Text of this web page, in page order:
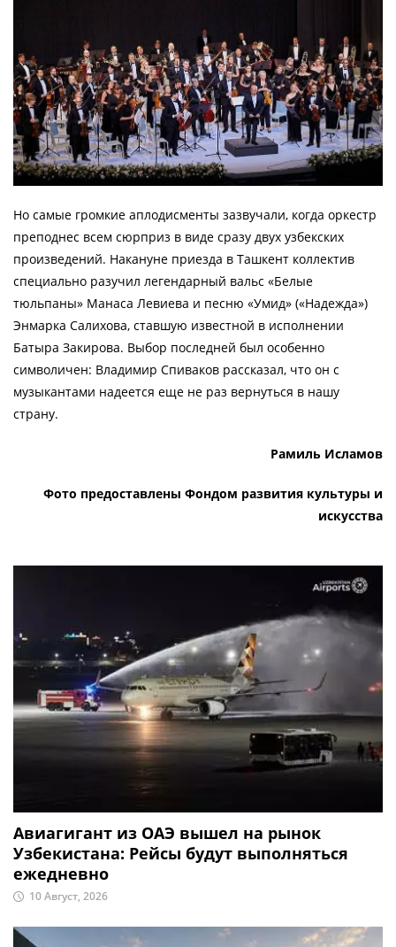
Но самые громкие аплодисменты зазвучали, когда оркестр
преподнес всем сюрприз в виде сразу двух узбекских
произведений. Накануне приезда в Ташкент коллектив
специально разучил легендарный вальс «Белые
тюльпаны» Манаса Левиева и песню «Умид» («Надежда»)
Энмарка Салихова, ставшую известной в исполнении
Батыра Закирова. Выбор последней был особенно
символичен: Владимир Спиваков рассказал, что он с
музыкантами надеется еще не раз вернуться в нашу
страну.
Рамиль Исламов
Фото предоставлены Фондом развития культуры и
искусства
Авиагигант из ОАЭ вышел на рынок
Узбекистана: Рейсы будут выполняться
ежедневно
10 Август, 2026